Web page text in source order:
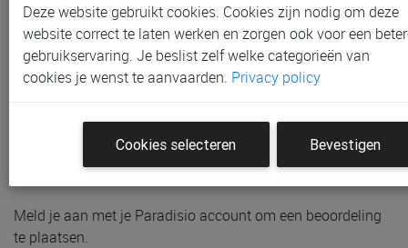
Gratis verzending vanaf € 80 *
Productinformatie & specificaties
Voorraad bij Paradisio
Klantenbeoordelingen
Schrijf de eerste beoordeling
Meld je aan met je Paradisio account om een beoordeling
te plaatsen.
Deze website gebruikt cookies. Cookies zijn nodig om deze
website correct te laten werken en zorgen ook voor een
gebruikservaring. Je beslist zelf welke categorieën van
cookies je wenst te aanvaarden. Privacy policy
Cookies selecteren Bevestigen